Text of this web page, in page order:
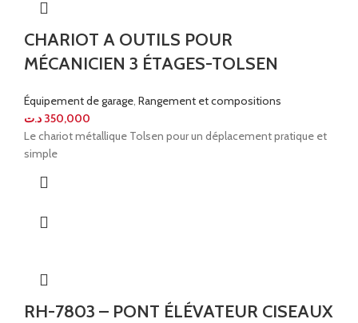
CHARIOT A OUTILS POUR
MÉCANICIEN 3 ÉTAGES-TOLSEN
Équipement de garage Rangement et compositions
350,000 د.ت
Le chariot métallique Tolsen pour un déplacement pratique et
simple
RH-7803 – PONT ÉLÉVATEUR CISEAUX